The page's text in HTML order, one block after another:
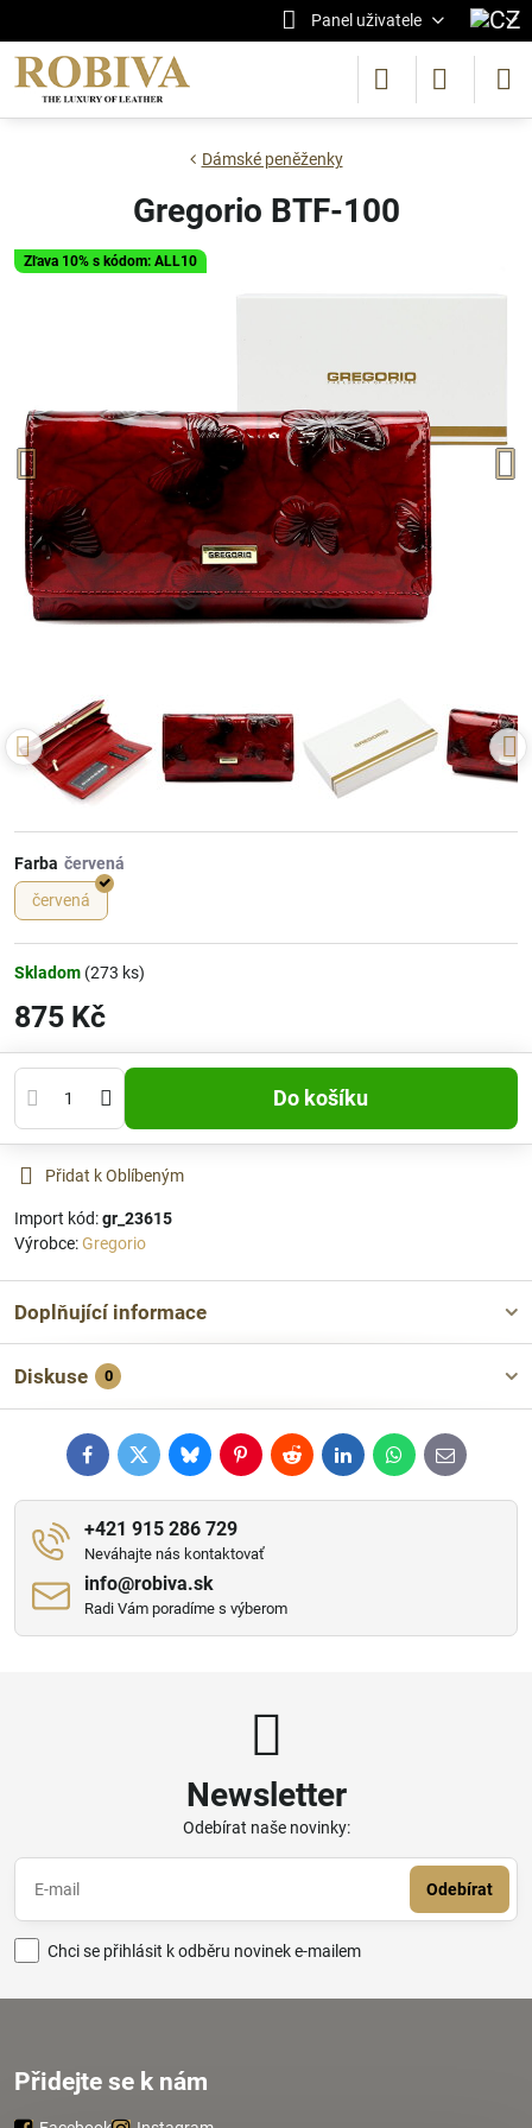
Panel uživatele
Zľava 10% s kódom: ALL10
Dámské peněženky
Gregorio BTF-100
Farba
červená
Skladom (273 ks)
875 Kč
Do košíku
Přidat k Oblíbeným
Import kód:gr_23615
Výrobce:Gregorio
Doplňující informace
Diskuse 0
FacebookTwitterBlueskyPinterestRedditLinkedInWhatsApp
E-
mail
+421 915 286 729
Neváhajte nás kontaktovať
info​@robiva​.sk
Radi Vám poradíme s výberom
Newsletter
Odebírat naše novinky:
Odebírat
Chci se přihlásit k odběru novinek e-mailem
Přidejte se k nám